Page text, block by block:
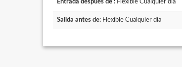
Entrada después de : Flexible Cualquier dia
Salida antes de: Flexible Cualquier dia